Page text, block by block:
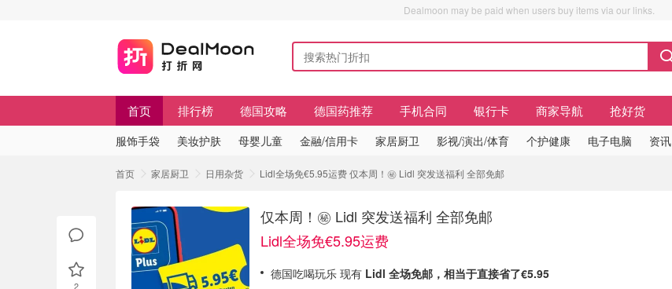
Dealmoon may be paid when users buy items via our links.
首页 排行榜 德国攻略 德国药推荐 手机合同 银行卡 商家导航 抢好货
服饰手袋 美妆护肤 母婴儿童 金融/信用卡 家居厨卫 影视/演出/体育 个护健康 电子电脑 资讯
首页 家居厨卫 日用杂货 Lidl全场免€5.95运费 仅本周！㊙️ Lidl 突发送福利 全部免邮
仅本周！㊙️ Lidl 突发送福利 全部免邮
Lidl全场免€5.95运费
德国吃喝玩乐 现有 Lidl 全场免邮，相当于直接省了€5.95
2